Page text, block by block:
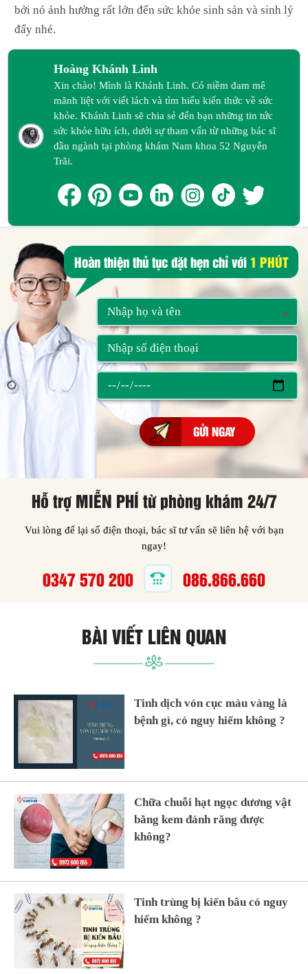
bởi nó ảnh hưởng rất lớn đến sức khỏe sinh sản và sinh lý
đấy nhé.
Hoàng Khánh Linh
Xin chào! Mình là Khánh Linh. Có niềm đam mê
mãnh liệt với viết lách và tìm hiểu kiến thức về sức
khỏe. Khánh Linh sẽ chia sẻ đến bạn những tin tức
sức khỏe hữu ích, dưới sự tham vấn từ những bác sĩ
đầu ngành tại phòng khám Nam khoa 52 Nguyễn
Trãi.
Hoàn thiện thủ tục đặt hẹn chỉ với 1 PHÚT
*
*
Hỗ trợ MIỄN PHÍ từ phòng khám 24/7
Vui lòng để lại số điện thoại, bác sĩ tư vấn sẽ liên hệ với bạn
ngay!
0347 570 200 086.866.660
BÀI VIẾT LIÊN QUAN
Tinh dịch vón cục màu vàng là
bệnh gì, có nguy hiểm không ?
Chữa chuỗi hạt ngọc dương vật
bằng kem đánh răng được
không?
Tinh trùng bị kiến bâu có nguy
hiểm không ?